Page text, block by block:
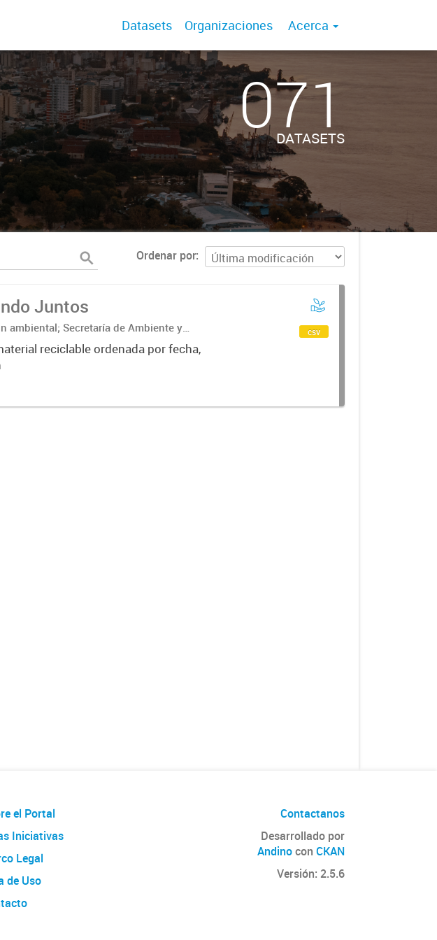
Datasets Organizaciones Acerca
071
DATASETS
Ordenar por
Juntos
ambiental; Secretaría de Ambiente y
reciclable ordenada por fecha,
csv
el Portal
Iniciativas
Legal
de Uso
Contactanos
Desarrollado por
Andinocon CKAN
Versión: 2.5.6